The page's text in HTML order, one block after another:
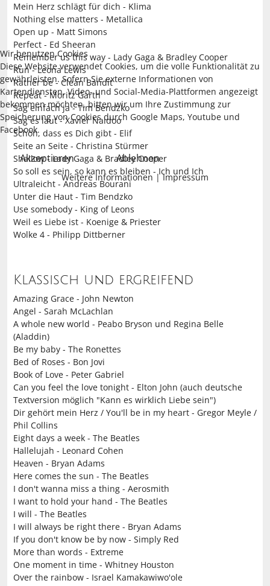
Mein Herz schlägt für dich - Klima
Nothing else matters - Metallica
Open up - Matt Simons
Perfect - Ed Sheeran
Remember us this way - Lady Gaga & Bradley Cooper
Run - Leona Lewis
Rather be - Clean Bandit
Repeat - Moritz Garth
Sag einfach ja - Tim Bendzko
Sag es laut - Xavier Naidoo
Schön, dass es Dich gibt - Elif
Seite an Seite - Christina Stürmer
Shallow - Lady Gaga & Bradley Cooper
So soll es sein, so kann es bleiben - Ich und Ich
Ultraleicht - Andreas Bourani
Unter die Haut - Tim Bendzko
Use somebody - King of Leons
Weil es Liebe ist - Koenige & Priester
Wolke 4 - Philipp Dittberner
Klassisch und ergreifend
Amazing Grace - John Newton
Angel - Sarah McLachlan
A whole new world - Peabo Bryson und Regina Belle
(Aladdin)
Be my baby - The Ronettes
Bed of Roses - Bon Jovi
Book of Love - Peter Gabriel
Can you feel the love tonight - Elton John (auch deutsche
Textversion möglich "Kann es wirklich Liebe sein")
Dir gehört mein Herz / You'll be in my heart - Gregor Meyle /
Phil Collins
Eight days a week - The Beatles
Hallelujah - Leonard Cohen
Heaven - Bryan Adams
Here comes the sun - The Beatles
I don't wanna miss a thing - Aerosmith
I want to hold your hand - The Beatles
I will - The Beatles
I will always be right there - Bryan Adams
If you don't know be by now - Simply Red
More than words - Extreme
One moment in time - Whitney Houston
Over the rainbow - Israel Kamakawiwo'ole
Wir benutzen Cookies
Diese Website verwendet Cookies, um die volle Funktionalität zu
gewährleisten. Sofern Sie externe Informationen von
Kartendiensten, Video- und Social-Media-Plattformen angezeigt
bekommen möchten, bitten wir um Ihre Zustimmung zur
Speicherung von Cookies durch Google Maps, Youtube und
Facebook.
Akzeptieren Ablehnen
Weitere Informationen |Impressum